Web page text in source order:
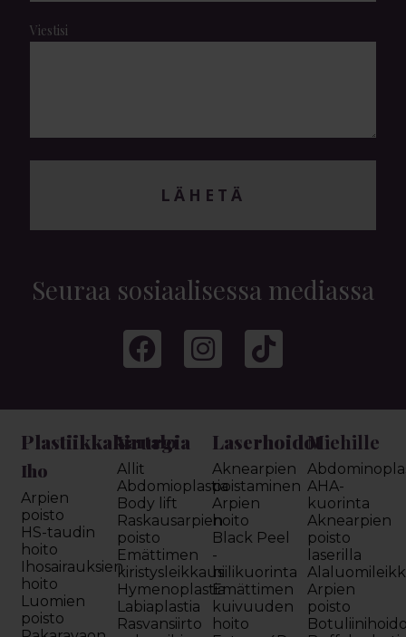
Viestisi
LÄHETÄ
Seuraa sosiaalisessa mediassa
Plastiikkakirurgia
Iho
Arpien
poisto
HS-taudin
hoito
Ihosairauksien
hoito
Luomien
poisto
Vartalo
Allit
Abdomioplastia
Body lift
Raskausarpien
poisto
Emättimen
kiristysleikkaus
Hymenoplastia
Labiaplastia
Rasvansiirto
Laserhoidot
Aknearpien
poistaminen
Arpien
hoito
Black Peel
-
hiilikuorinta
Emättimen
kuivuuden
hoito
Miehille
AHA-
kuorinta
Aknearpien
poisto
laserilla
Arpien
poisto